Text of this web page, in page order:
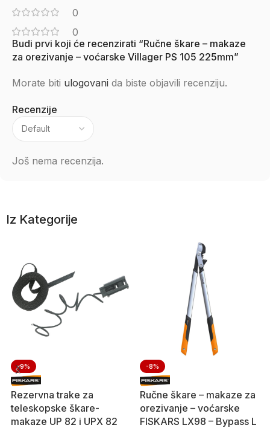
0
0
Recenzije
Još nema recenzija.
Budi prvi koji će recenzirati “Ručne škare – makaze
za orezivanje – voćarske Villager PS 105 225mm”
Morate biti ulogovani da biste objavili recenziju.
Iz Kategorije
-9%
Rezervna trake za
teleskopske škare-
makaze UP 82 i UPX 82
-8%
Ručne škare – makaze za
orezivanje – voćarske
FISKARS LX98 – Bypass L